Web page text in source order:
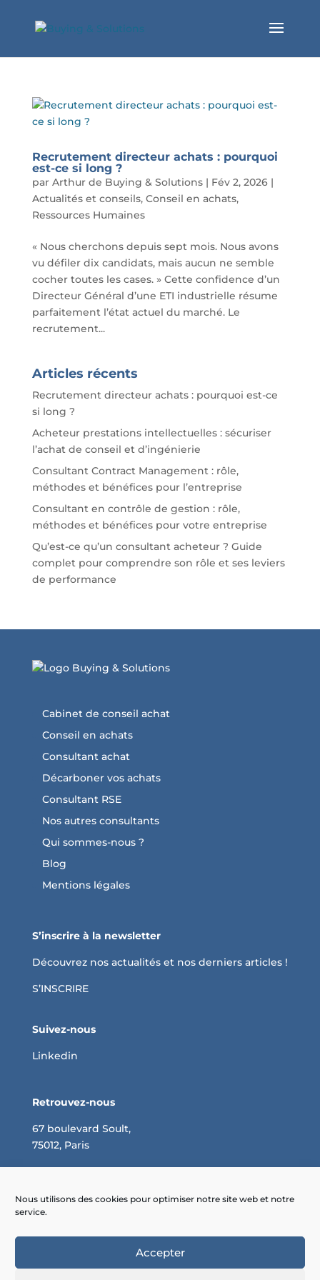
Nous utilisons des cookies pour optimiser notre site web et notre
service.
Accepter
Recrutement directeur achats : pourquoi
est-ce si long ?
par Arthur de Buying & Solutions| Fév 2, 2026|
Actualités et conseils, Conseil en achats,
Ressources Humaines
« Nous cherchons depuis sept mois. Nous avons
vu défiler dix candidats, mais aucun ne semble
cocher toutes les cases. » Cette confidence d’un
Directeur Général d’une ETI industrielle résume
parfaitement l’état actuel du marché. Le
recrutement...
Articles récents
Recrutement directeur achats : pourquoi est-ce
si long ?
Acheteur prestations intellectuelles : sécuriser
l’achat de conseil et d’ingénierie
Consultant Contract Management : rôle,
méthodes et bénéfices pour l’entreprise
Consultant en contrôle de gestion : rôle,
méthodes et bénéfices pour votre entreprise
Qu’est-ce qu’un consultant acheteur ? Guide
complet pour comprendre son rôle et ses leviers
de performance
Cabinet de conseil achat
Conseil en achats
Consultant achat
Décarboner vos achats
Consultant RSE
Nos autres consultants
Qui sommes-nous ?
Blog
Mentions légales
S’inscrire à la newsletter
Découvrez nos actualités et nos derniers articles !
S’INSCRIRE
Suivez-nous
Linkedin
Retrouvez-nous
67 boulevard Soult,
75012, Paris
Négociation des achats : optimisez vos coûts
Pourquoi faire appel à un consultant en achats ?
achats ?